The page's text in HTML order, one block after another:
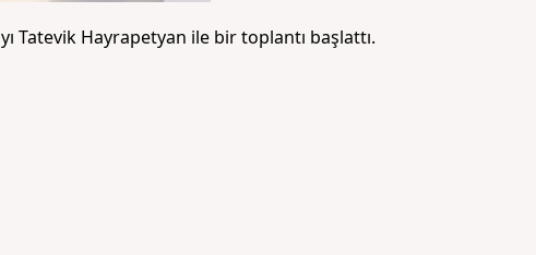
Tatevik Hayrapetyan ile bir toplantı başlattı.